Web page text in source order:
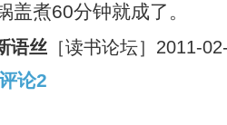
盖煮60分钟就成了。
语丝 ［读书论坛］2011-
论2